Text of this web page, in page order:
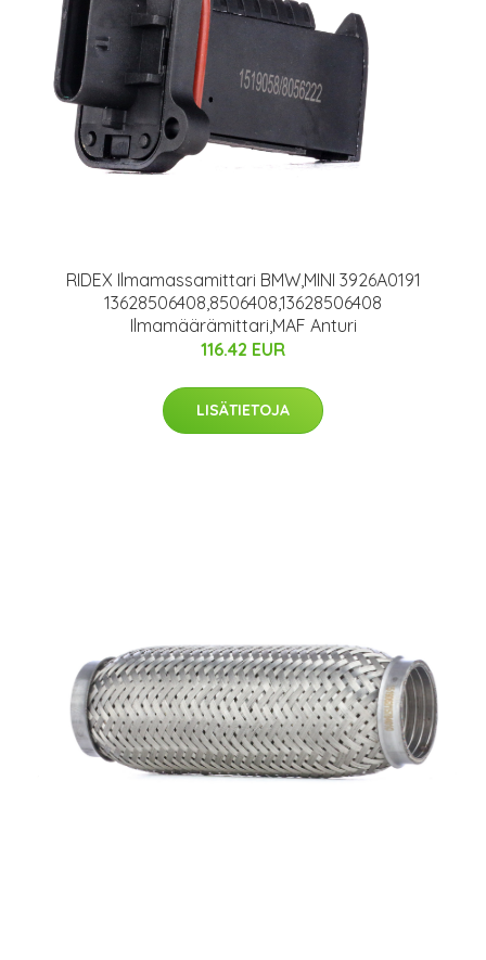
RIDEX Ilmamassamittari BMW,MINI 3926A0191
13628506408,8506408,13628506408
Ilmamäärämittari,MAF Anturi
116.42 EUR
LISÄTIETOJA